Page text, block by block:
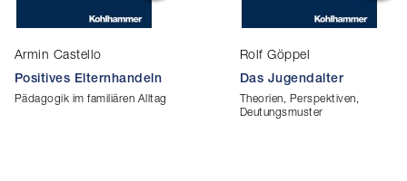
Armin Castello
Positives Elternhandeln
Pädagogik im familiären Alltag
Rolf Göppel
Das Jugendalter
Theorien, Perspektiven,
Deutungsmuster